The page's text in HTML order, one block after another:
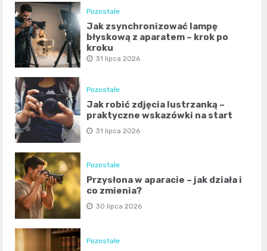
Pozostałe
Jak zsynchronizować lampę
błyskową z aparatem – krok po
kroku
31 lipca 2026
Pozostałe
Jak robić zdjęcia lustrzanką –
praktyczne wskazówki na start
31 lipca 2026
Pozostałe
Przysłona w aparacie – jak działa i
co zmienia?
30 lipca 2026
Pozostałe